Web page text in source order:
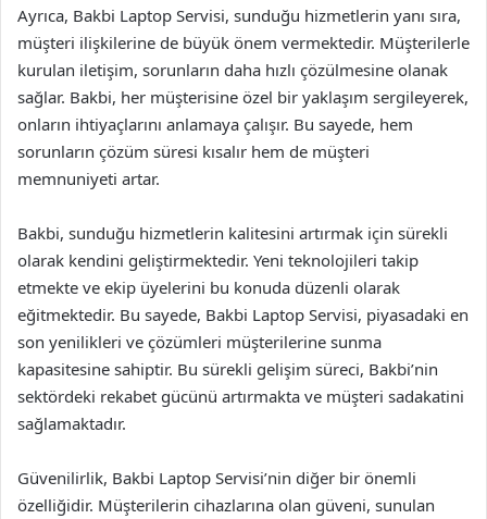
Ayrıca, Bakbi Laptop Servisi, sunduğu hizmetlerin yanı sıra,
müşteri ilişkilerine de büyük önem vermektedir. Müşterilerle
kurulan iletişim, sorunların daha hızlı çözülmesine olanak
sağlar. Bakbi, her müşterisine özel bir yaklaşım sergileyerek,
onların ihtiyaçlarını anlamaya çalışır. Bu sayede, hem
sorunların çözüm süresi kısalır hem de müşteri
memnuniyeti artar.
Bakbi, sunduğu hizmetlerin kalitesini artırmak için sürekli
olarak kendini geliştirmektedir. Yeni teknolojileri takip
etmekte ve ekip üyelerini bu konuda düzenli olarak
eğitmektedir. Bu sayede, Bakbi Laptop Servisi, piyasadaki en
son yenilikleri ve çözümleri müşterilerine sunma
kapasitesine sahiptir. Bu sürekli gelişim süreci, Bakbi’nin
sektördeki rekabet gücünü artırmakta ve müşteri sadakatini
sağlamaktadır.
Güvenilirlik, Bakbi Laptop Servisi’nin diğer bir önemli
özelliğidir. Müşterilerin cihazlarına olan güveni, sunulan